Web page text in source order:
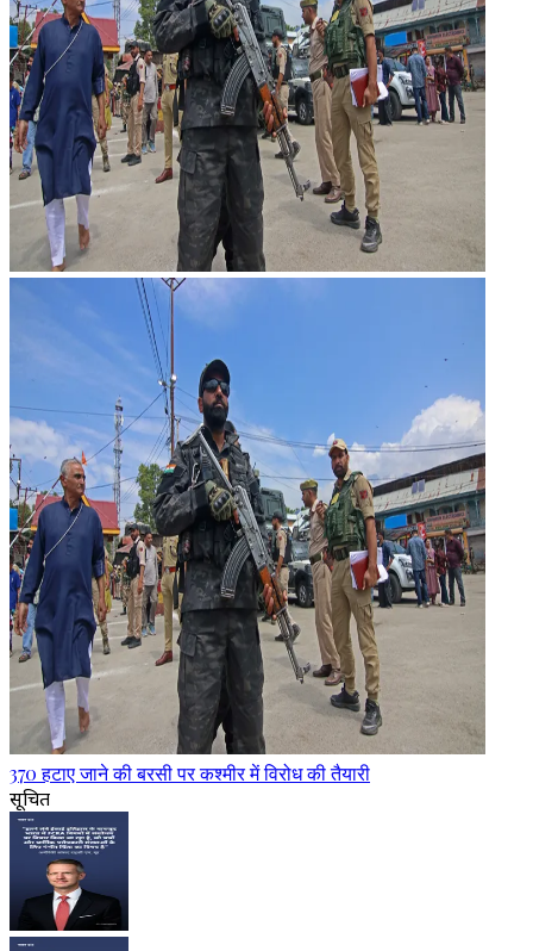
370 हटाए जाने की बरसी पर कश्मीर में विरोध की तैयारी
सूचित